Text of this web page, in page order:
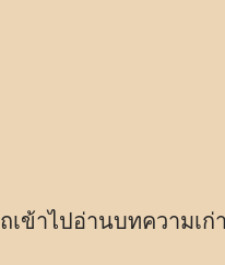
ข้าไปอ่านบทความเก่